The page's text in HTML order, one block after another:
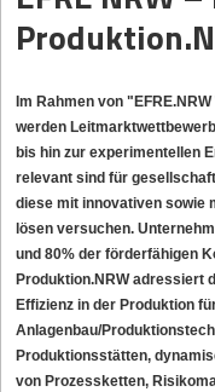
Im Rahmen von
werden
bis hin zur experimentellen
relevant sind für
diese mit innovativen sowie
lösen versuchen.
und 80% der förderfähigen
Produktion.NRW adressiert
Effizienz in der Produktion
Anlagenbau/
Produktionsstätten,
von Prozessketten,